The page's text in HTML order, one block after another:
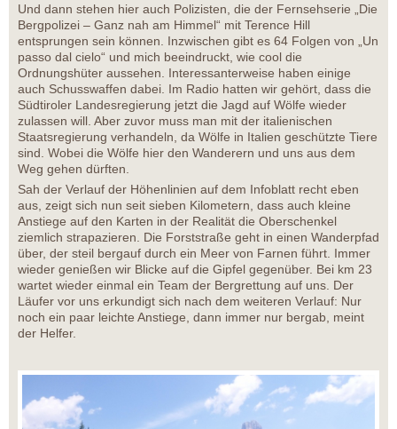
Und dann stehen hier auch Polizisten, die der Fernsehserie „Die
Bergpolizei – Ganz nah am Himmel“ mit Terence Hill
entsprungen sein können. Inzwischen gibt es 64 Folgen von „Un
passo dal cielo“ und mich beeindruckt, wie cool die
Ordnungshüter aussehen. Interessanterweise haben einige
auch Schusswaffen dabei. Im Radio hatten wir gehört, dass die
Südtiroler Landesregierung jetzt die Jagd auf Wölfe wieder
zulassen will. Aber zuvor muss man mit der italienischen
Staatsregierung verhandeln, da Wölfe in Italien geschützte Tiere
sind. Wobei die Wölfe hier den Wanderern und uns aus dem
Weg gehen dürften.
Sah der Verlauf der Höhenlinien auf dem Infoblatt recht eben
aus, zeigt sich nun seit sieben Kilometern, dass auch kleine
Anstiege auf den Karten in der Realität die Oberschenkel
ziemlich strapazieren. Die Forststraße geht in einen Wanderpfad
über, der steil bergauf durch ein Meer von Farnen führt. Immer
wieder genießen wir Blicke auf die Gipfel gegenüber. Bei km 23
wartet wieder einmal ein Team der Bergrettung auf uns. Der
Läufer vor uns erkundigt sich nach dem weiteren Verlauf: Nur
noch ein paar leichte Anstiege, dann immer nur bergab, meint
der Helfer.